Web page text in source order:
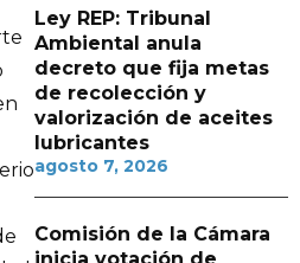
Ley REP: Tribunal
Ambiental anula
decreto que fija metas
de recolección y
valorización de aceites
lubricantes
agosto 7, 2026
Comisión de la Cámara